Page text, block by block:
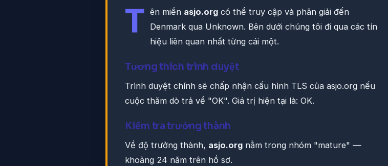
T ên miền asjo.org có thể truy cập và phân giải đến
Denmark qua Unknown. Bên dưới chúng tôi đi qua các tín
hiệu liên quan nhất từng cái một.
Tương thích trình duyệt
Trình duyệt chính sẽ chấp nhận cấu hình TLS của asjo.org nếu
cuộc thăm dò trả về "OK". Giá trị hiện tại là: OK.
Kiểm tra trưởng thành
Về độ trưởng thành, asjo.org nằm trong nhóm "mature" —
khoảng 24 năm trên hồ sơ.